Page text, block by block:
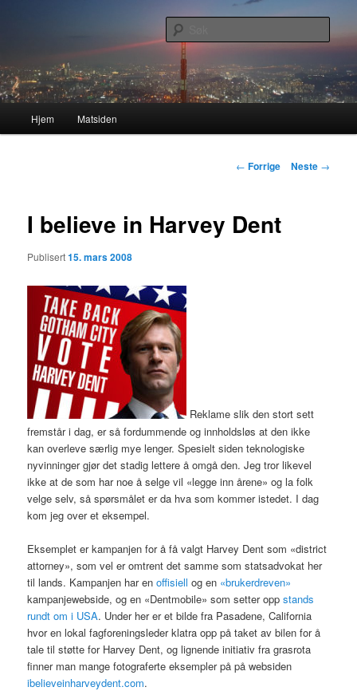
hovedinnholdet
Lasses hjemmeside
Hjem Matsiden
Innleggsnavigasjon
← Forrige Neste →
I believe in Harvey Dent
Publisert15. mars 2008
Reklame slik den stort sett
fremstår i dag, er så fordummende og innholdsløs at den ikke
kan overleve særlig mye lenger. Spesielt siden teknologiske
nyvinninger gjør det stadig lettere å omgå den. Jeg tror likevel
ikke at de som har noe å selge vil «legge inn årene» og la folk
velge selv, så spørsmålet er da hva som kommer istedet. I dag
kom jeg over et eksempel.
Eksemplet er kampanjen for å få valgt Harvey Dent som «district
attorney», som vel er omtrent det samme som statsadvokat her
til lands. Kampanjen har enoffisiell og en «brukerdreven»
kampanjewebside, og en «Dentmobile» som setter oppstands
rundt om i USA. Under her er et bilde fra Pasadene, California
hvor en lokal fagforeningsleder klatra opp på taket av bilen for å
tale til støtte for Harvey Dent, og lignende initiativ fra grasrota
finner man mange fotograferte eksempler på på websiden
ibelieveinharveydent.com.